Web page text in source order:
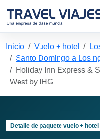
Inicio Vuelo + hotel
Santo Domingo a Los
Holiday Inn Express &
West by IHG
Detalle de paquete vuelo + hotel